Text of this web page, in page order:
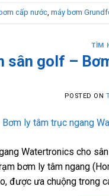
bơm cấp nước, máy bơm
TÌM
sân golf –
POSTED ON
Watertronics cho
bơm ly tâm ngang
được ưa chuộng trong